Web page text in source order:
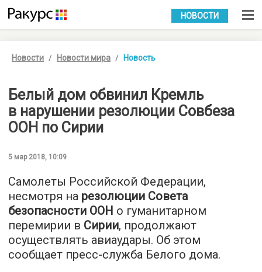
УКР РУС
НОВОСТИ
Новости Новости мира Новость
Белый дом обвинил Кремль
в нарушении резолюции Совбеза
ООН по Сирии
5 мар 2018, 10:09
Самолеты Российской Федерации,
несмотря на резолюции Совета
безопасности ООН о гуманитарном
перемирии в Сирии, продолжают
осуществлять авиаудары. Об этом
сообщает пресс-служба Белого дома.